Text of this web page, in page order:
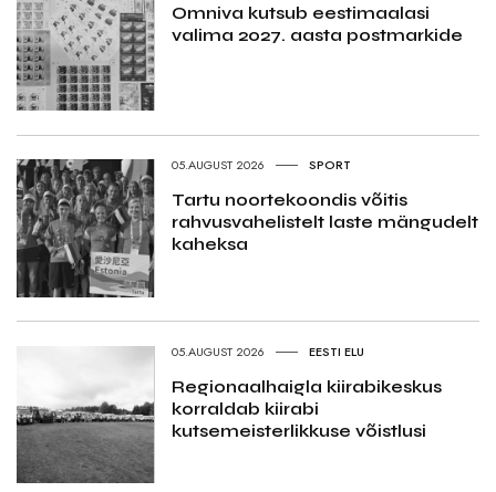
Omniva kutsub eestimaalasi
valima 2027. aasta postmarkide
05.AUGUST 2026 SPORT
Tartu noortekoondis võitis
rahvusvahelistelt laste mängudelt
kaheksa
05.AUGUST 2026 EESTI ELU
Regionaalhaigla kiirabikeskus
korraldab kiirabi
kutsemeisterlikkuse võistlusi